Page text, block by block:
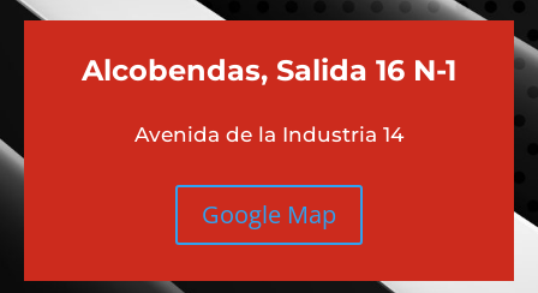
Alcobendas, Salida 16 N-1
Avenida de la Industria 14
Google Map